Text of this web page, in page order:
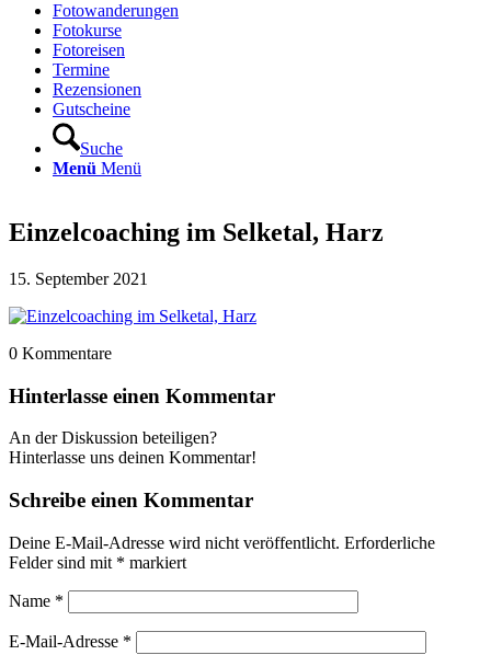
Fotowanderungen
Fotokurse
Fotoreisen
Termine
Rezensionen
Gutscheine
Suche
Menü Menü
Einzelcoaching im Selketal, Harz
15. September 2021
0 Kommentare
Hinterlasse einen Kommentar
An der Diskussion beteiligen?
Hinterlasse uns deinen Kommentar!
Schreibe einen Kommentar
Deine E-Mail-Adresse wird nicht veröffentlicht. Erforderliche
Felder sind mit * markiert
Name *
E-Mail-Adresse *